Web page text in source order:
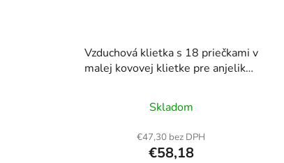
Vzduchová klietka s 18 priečkami v
malej kovovej klietke pre anjelikov
Skladom
€47,30 bez DPH
€58,18